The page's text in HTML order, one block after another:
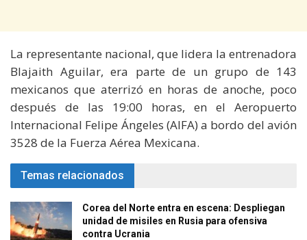
La representante nacional, que lidera la entrenadora
Blajaith Aguilar, era parte de un grupo de 143
mexicanos que aterrizó en horas de anoche, poco
después de las 19:00 horas, en el Aeropuerto
Internacional Felipe Ángeles (AIFA) a bordo del avión
3528 de la Fuerza Aérea Mexicana.
Temas relacionados
Corea del Norte entra en escena: Despliegan
unidad de misiles en Rusia para ofensiva
contra Ucrania